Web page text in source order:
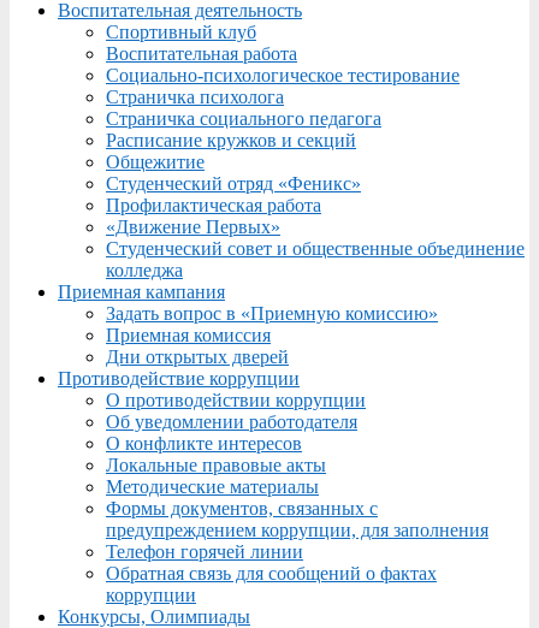
Воспитательная деятельность
Спортивный клуб
Воспитательная работа
Социально-психологическое тестирование
Страничка психолога
Страничка социального педагога
Расписание кружков и секций
Общежитие
Студенческий отряд «Феникс»
Профилактическая работа
«Движение Первых»
Студенческий совет и общественные объединение
колледжа
Приемная кампания
Задать вопрос в «Приемную комиссию»
Приемная комиссия
Дни открытых дверей
Противодействие коррупции
О противодействии коррупции
Об уведомлении работодателя
О конфликте интересов
Локальные правовые акты
Методические материалы
Формы документов, связанных с
предупреждением коррупции, для заполнения
Телефон горячей линии
Обратная связь для сообщений о фактах
коррупции
Конкурсы, Олимпиады